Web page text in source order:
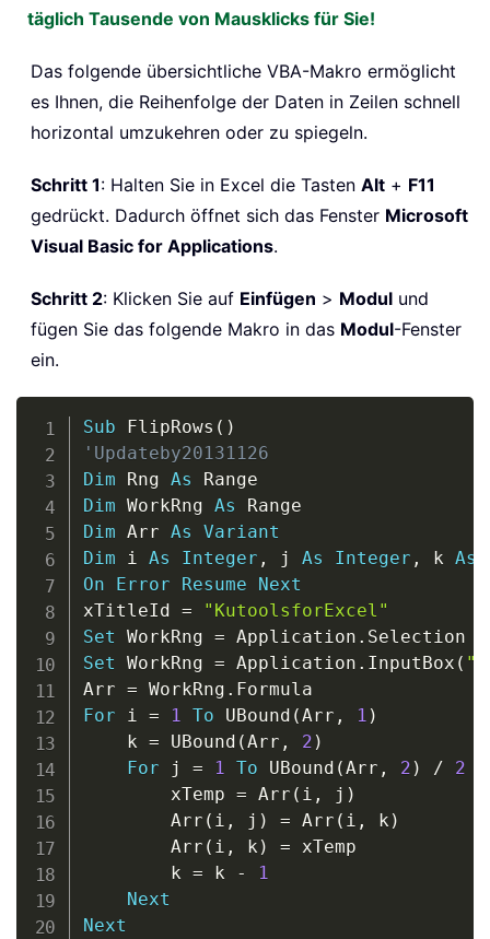
täglich Tausende von Mausklicks für Sie!
Das folgende übersichtliche VBA-Makro ermöglicht
es Ihnen, die Reihenfolge der Daten in Zeilen schnell
horizontal umzukehren oder zu spiegeln.
Schritt 1: Halten Sie in Excel die Tasten Alt + F11
gedrückt. Dadurch öffnet sich das Fenster Microsoft
Visual Basic for Applications.
Schritt 2: Klicken Sie auf Einfügen > Modul und
fügen Sie das folgende Makro in das Modul-Fenster
ein.
Sub FlipRows ( )
'Updateby20131126
Dim Rng As
Dim WorkRng As
Dim Arr As
Variant
Dim i As Integer , j As Integer , k As
On
Error Resume
Next
xTitleId =
"KutoolsforExcel"
Set WorkRng = Application .
Set WorkRng = Application . InputBox (
Arr = WorkRng .
For i = 1 To UBound (Arr , 1 )
    k
= UBound (Arr , 2 )
For j = 1 To UBound (Arr , 2 ) /
2
        xTemp
= Arr ( i , j )
        Arr
( i , j ) = Arr ( i , k )
        Arr
( i , k ) = xTemp
        k
= k -
1
Next
Next